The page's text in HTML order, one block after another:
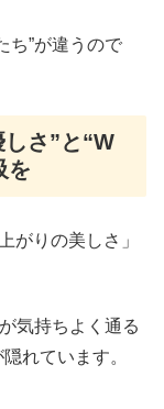
ち”が違うので
さ”と“W
を
がりの美しさ」
気持ちよく通る
れています。